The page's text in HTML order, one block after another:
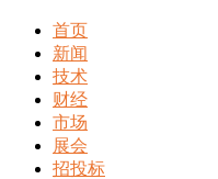
首页
新闻
技术
财经
市场
展会
招投标